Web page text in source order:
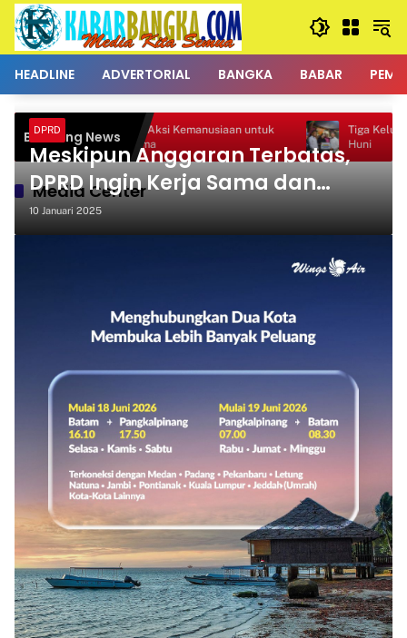
Langsung
konten
HEADLINE ADVERTORIAL BANGKA BABAR
Breaking News
Donor Darah Jadi Aksi Kemanusiaan untuk
Membantu Sesama
Tiga Keluarga
Huni
Media Center
DPRD
Meskipun Anggaran Terbatas,
DPRD Ingin Kerja Sama dan
Sinergitas Tetap Berlanjut
10 Januari 2025